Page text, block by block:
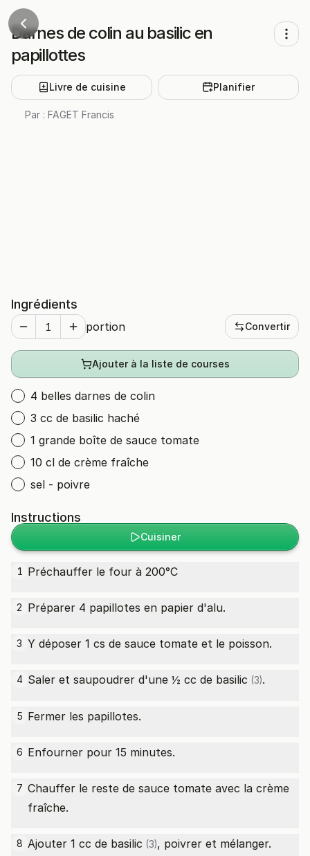
Darnes de colin au basilic en
papillottes
Livre de cuisine Planifier
Par : FAGET Francis
Ingrédients
portion Convertir
Ajouter à la liste de courses
4 belles darnes de colin
3 cc de basilic haché
1 grande boîte de sauce tomate
10 cl de crème fraîche
sel - poivre
Instructions
Cuisiner
1 Préchauffer le four à 200°C
2 Préparer 4 papillotes en papier d'alu.
3 Y déposer 1 cs de sauce tomate et le poisson.
4 Saler et saupoudrer d'une ½ cc de basilic (3).
5 Fermer les papillotes.
6 Enfourner pour 15 minutes.
7 Chauffer le reste de sauce tomate avec la crème
fraîche.
8 Ajouter 1 cc de basilic (3), poivrer et mélanger.